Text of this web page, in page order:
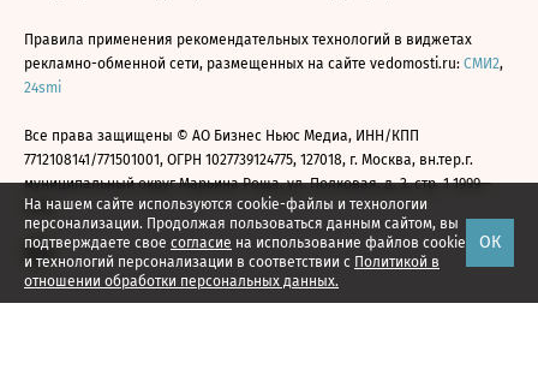
На нашем сайте используются cookie-файлы и технологии
персонализации. Продолжая пользоваться данным сайтом, вы
подтверждаете свое согласие на использование файлов cookie
и технологий персонализации в соответствии с Политикой в
отношении обработки персональных данных.
ОК
Правила применения рекомендательных технологий в виджетах
рекламно-обменной сети, размещенных на сайте vedomosti.ru: СМИ2,
24smi
Все права защищены © АО Бизнес Ньюс Медиа, ИНН/КПП
7712108141/771501001, ОГРН 1027739124775, 127018, г. Москва, вн.тер.г.
муниципальный округ Марьина Роща, ул. Полковая, д. 3, стр. 1 1999—
2026